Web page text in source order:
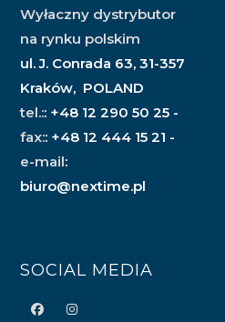
Wyłaczny dystrybutor
na rynku polskim
ul. J. Conrada 63, 31-357
Kraków, POLAND
tel.:: +48 12 290 50 25 -
fax:: +48 12 444 15 21 -
e-mail:
biuro@nextime.pl
SOCIAL MEDIA